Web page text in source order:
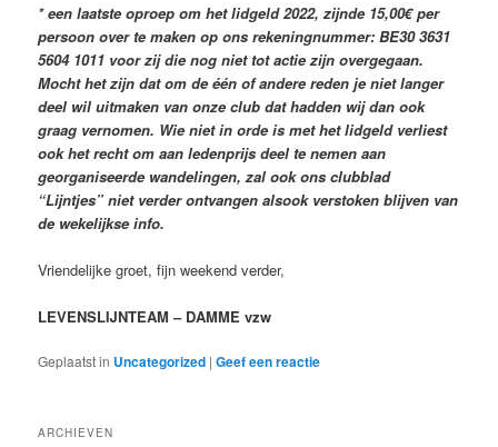
* een laatste oproep om het lidgeld 2022, zijnde 15,00€ per
persoon over te maken op ons rekeningnummer: BE30 3631
5604 1011 voor zij die nog niet tot actie zijn overgegaan.
Mocht het zijn dat om de één of andere reden je niet langer
deel wil uitmaken van onze club dat hadden wij dan ook
graag vernomen. Wie niet in orde is met het lidgeld verliest
ook het recht om aan ledenprijs deel te nemen aan
georganiseerde wandelingen, zal ook ons clubblad
“Lijntjes” niet verder ontvangen alsook verstoken blijven van
de wekelijkse info.
Vriendelijke groet, fijn weekend verder,
LEVENSLIJNTEAM – DAMME vzw
Geplaatst in Uncategorized |Geef een reactie
ARCHIEVEN